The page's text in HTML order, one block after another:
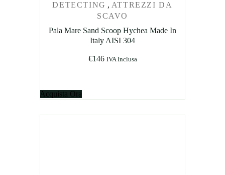
DETECTING , ATTREZZI DA
SCAVO
Pala Mare Sand Scoop Hychea Made In
Italy AISI 304
€146 IVA Inclusa
Acquista Ora